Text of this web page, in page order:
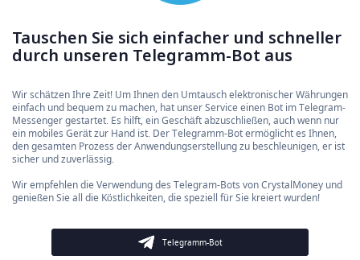
Tauschen Sie sich einfacher und schneller
durch unseren Telegramm-Bot aus
Wir schätzen Ihre Zeit! Um Ihnen den Umtausch elektronischer Währungen
einfach und bequem zu machen, hat unser Service einen Bot im Telegram-
Messenger gestartet. Es hilft, ein Geschäft abzuschließen, auch wenn nur
ein mobiles Gerät zur Hand ist. Der Telegramm-Bot ermöglicht es Ihnen,
den gesamten Prozess der Anwendungserstellung zu beschleunigen, er ist
sicher und zuverlässig.
Wir empfehlen die Verwendung des Telegram-Bots von CrystalMoney und
genießen Sie all die Köstlichkeiten, die speziell für Sie kreiert wurden!
Telegramm-Bot